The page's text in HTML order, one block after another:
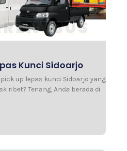
Kunci Sidoarjo
up lepas kunci Sidoarjo yang
ribet? Tenang, Anda berada di